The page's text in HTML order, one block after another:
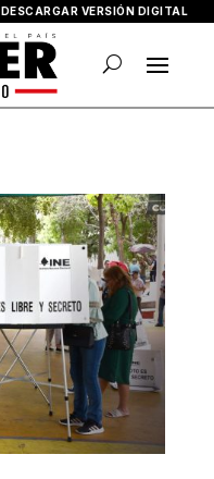
DESCARGAR VERSIÓN DIGITAL